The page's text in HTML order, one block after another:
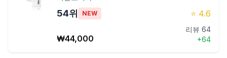
54위 NEW ⭐ 4.6
₩44,000
리뷰 64
+64